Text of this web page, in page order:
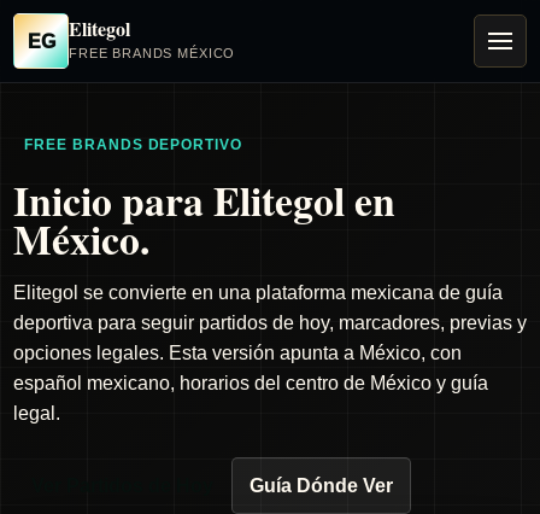
EG Elitegol
FREE BRANDS MÉXICO
FREE BRANDS DEPORTIVO
Inicio para Elitegol en
México.
Elitegol se convierte en una plataforma mexicana de guía
deportiva para seguir partidos de hoy, marcadores, previas y
opciones legales. Esta versión apunta a México, con
español mexicano, horarios del centro de México y guía
legal.
Guía Dónde Ver